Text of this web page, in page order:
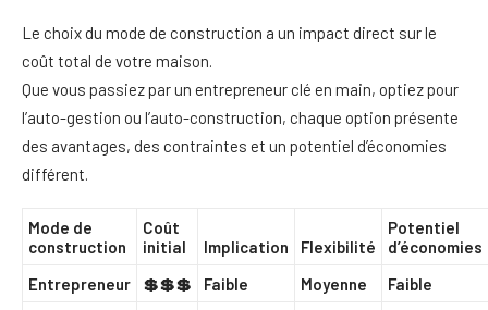
Le choix du mode de construction a un impact direct sur le
coût total de votre maison.
Que vous passiez par un entrepreneur clé en main, optiez pour
l’auto-gestion ou l’auto-construction, chaque option présente
des avantages, des contraintes et un potentiel d’économies
différent.
Mode de
construction
Coût
initial
Implication Flexibilité
Potentiel
d’économies
Entrepreneur
💲💲💲 Faible Moyenne
Faible